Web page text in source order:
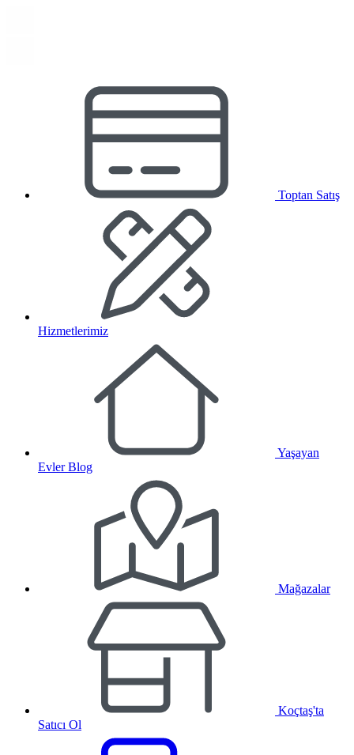
Toptan Satış
Hizmetlerimiz
Yaşayan
Evler Blog
Mağazalar
Koçtaş'ta
Satıcı Ol